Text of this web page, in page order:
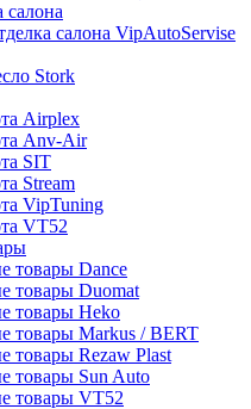
салона
салона VipAutoServise
Stork
Airplex
Anv-Air
SIT
Stream
VipTuning
VT52
товары Dance
товары Duomat
товары Heko
товары Markus / BERT
товары Rezaw Plast
товары Sun Auto
товары VT52